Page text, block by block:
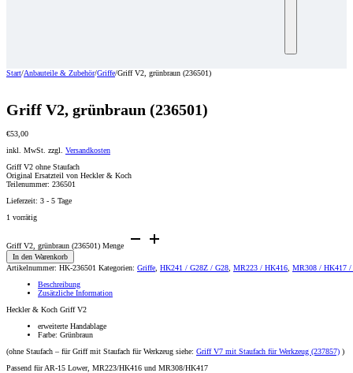
Start/Anbauteile & Zubehör/Griffe/Griff V2, grünbraun (236501)
Griff V2, grünbraun (236501)
€53,00
inkl. MwSt. zzgl. Versandkosten
Griff V2 ohne Staufach
Original Ersatzteil von Heckler & Koch
Teilenummer: 236501
Lieferzeit: 3 - 5 Tage
1 vorrätig
Griff V2, grünbraun (236501) Menge
In den Warenkorb
Artikelnummer: HK-236501 Kategorien: Griffe HK241 / G28Z / G28 MR223 / HK416 MR308 / HK417 /
Beschreibung
Zusätzliche Information
Heckler & Koch Griff V2
erweiterte Handablage
Farbe: Grünbraun
(ohne Staufach – für Griff mit Staufach für Werkzeug siehe: Griff V7 mit Staufach für Werkzeug (237857) )
Passend für AR-15 Lower, MR223/HK416 und MR308/HK417